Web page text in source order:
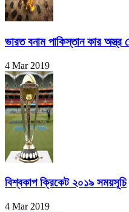
ভারত বনাম পাকিস্তান কার অস্ত্র
4 Mar 2019
বিশ্বকাপ ক্রিকেট ২০১৯ সময়সূচি
4 Mar 2019